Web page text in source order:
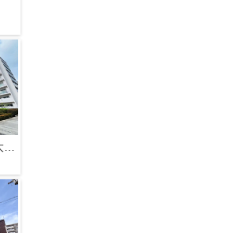
ファミールハイツ北大阪４号棟